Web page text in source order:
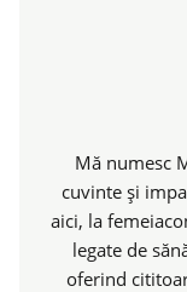
Mă numesc
cuvinte și
aici, la
legate de
oferind